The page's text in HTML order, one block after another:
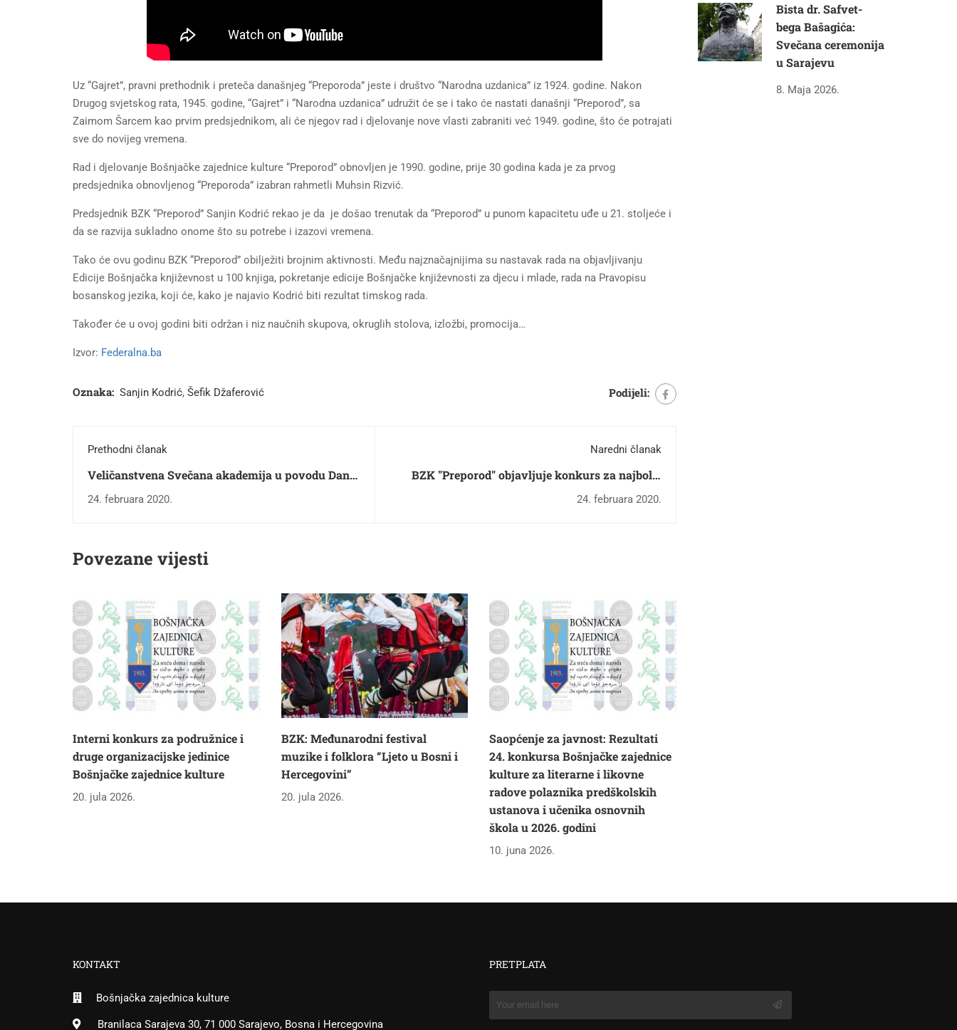
Uz “Gajret”, pravni prethodnik i preteča današnjeg “Preporoda” jeste i društvo “Narodna uzdanica” iz 1924. godine. Nakon
Drugog svjetskog rata, 1945. godine, “Gajret” i “Narodna uzdanica” udružit će se i tako će nastati današnji “Preporod”, sa
Zaimom Šarcem kao prvim predsjednikom, ali će njegov rad i djelovanje nove vlasti zabraniti već 1949. godine, što će potrajati
sve do novijeg vremena.
Rad i djelovanje Bošnjačke zajednice kulture “Preporod” obnovljen je 1990. godine, prije 30 godina kada je za prvog
predsjednika obnovljenog “Preporoda” izabran rahmetli Muhsin Rizvić.
Predsjednik BZK “Preporod” Sanjin Kodrić rekao je da je došao trenutak da “Preporod” u punom kapacitetu uđe u 21. stoljeće i
da se razvija sukladno onome što su potrebe i izazovi vremena.
Tako će ovu godinu BZK “Preporod” obilježiti brojnim aktivnosti. Među najznačajnijima su nastavak rada na objavljivanju
Edicije Bošnjačka književnost u 100 knjiga, pokretanje edicije Bošnjačke književnosti za djecu i mlade, rada na Pravopisu
bosanskog jezika, koji će, kako je najavio Kodrić biti rezultat timskog rada.
Također će u ovoj godini biti održan i niz naučnih skupova, okruglih stolova, izložbi, promocija…
Izvor: Federalna.ba
Oznaka: Sanjin Kodrić, Šefik Džaferović Podijeli:
Prethodni članak
Veličanstvena Svečana akademija u povodu Dana
BZK "Preporod"
24. februara 2020.
Naredni članak
BZK "Preporod" objavljuje konkurs za najbolje
literarne i likovne radove polaznika predškolskih
24. februara 2020.
Povezane vijesti
Interni konkurs za podružnice i
druge organizacijske jedinice
Bošnjačke zajednice kulture
20. jula 2026.
BZK: Međunarodni festival
muzike i folklora “Ljeto u Bosni i
Hercegovini”
20. jula 2026.
Saopćenje za javnost: Rezultati
24. konkursa Bošnjačke zajednice
kulture za literarne i likovne
radove polaznika predškolskih
ustanova i učenika osnovnih
škola u 2026. godini
10. juna 2026.
Bista dr. Safvet-
bega Bašagića:
Svečana ceremonija
u Sarajevu
8. Maja 2026.
KONTAKT
Bošnjačka zajednica kulture
Branilaca Sarajeva 30, 71 000 Sarajevo, Bosna i Hercegovina
PRETPLATA